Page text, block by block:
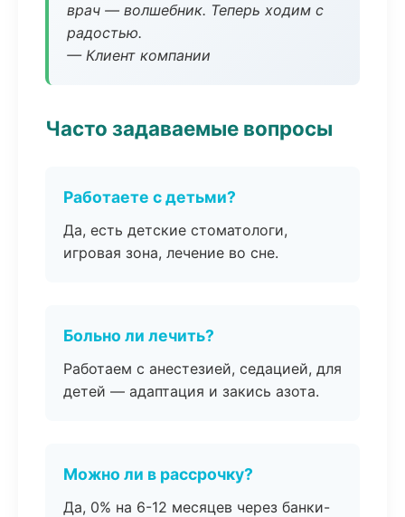
врач — волшебник. Теперь ходим с
радостью.
— Клиент компании
Часто задаваемые вопросы
Работаете с детьми?
Да, есть детские стоматологи,
игровая зона, лечение во сне.
Больно ли лечить?
Работаем с анестезией, седацией, для
детей — адаптация и закись азота.
Можно ли в рассрочку?
Да, 0% на 6-12 месяцев через банки-